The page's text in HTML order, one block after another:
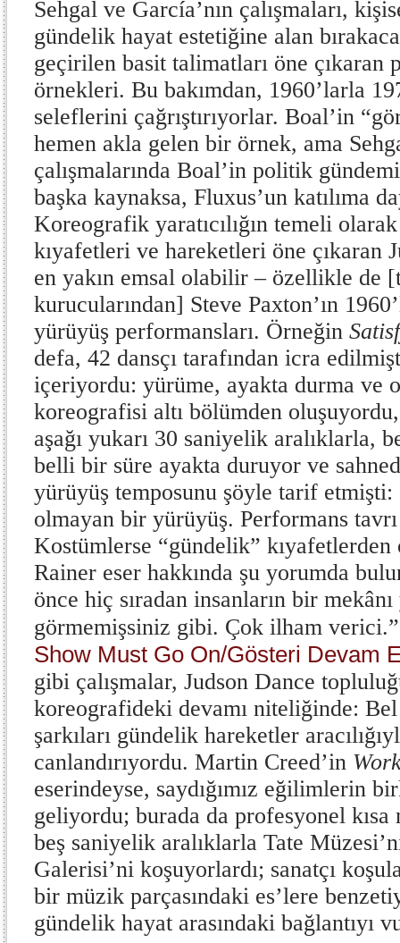
Sehgal ve García’nın çalışmaları,
gündelik hayat estetiğine alan
geçirilen basit talimatları öne çıkaran
örnekleri. Bu bakımdan, 1960’larla
seleflerini çağrıştırıyorlar. Boal’in
hemen akla gelen bir örnek, ama
çalışmalarında Boal’in politik
başka kaynaksa, Fluxus’un katılıma
Koreografik yaratıcılığın temeli
kıyafetleri ve hareketleri öne çıkaran
en yakın emsal olabilir – özellikle de
kurucularından] Steve Paxton’ın
yürüyüş performansları. Örneğin
defa, 42 dansçı tarafından icra
içeriyordu: yürüme, ayakta durma ve
koreografisi altı bölümden
aşağı yukarı 30 saniyelik aralıklarla,
belli bir süre ayakta duruyor ve
yürüyüş temposunu şöyle tarif etmişti:
olmayan bir yürüyüş. Performans
Kostümlerse “gündelik”
Rainer eser hakkında şu yorumda
önce hiç sıradan insanların bir
görmemişsiniz gibi. Çok ilham
Show Must Go On/Gösteri Devam
gibi çalışmalar, Judson Dance
koreografideki devamı niteliğinde:
şarkıları gündelik hareketler
canlandırıyordu. Martin Creed’in
eserindeyse, saydığımız eğilimlerin
geliyordu; burada da profesyonel kısa
beş saniyelik aralıklarla Tate
Galerisi’ni koşuyorlardı; sanatçı
bir müzik parçasındaki es’lere
gündelik hayat arasındaki bağlantıyı